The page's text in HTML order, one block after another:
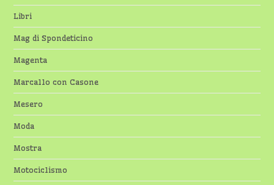
Libri
Mag di Spondeticino
Magenta
Marcallo con Casone
Mesero
Moda
Mostra
Motociclismo